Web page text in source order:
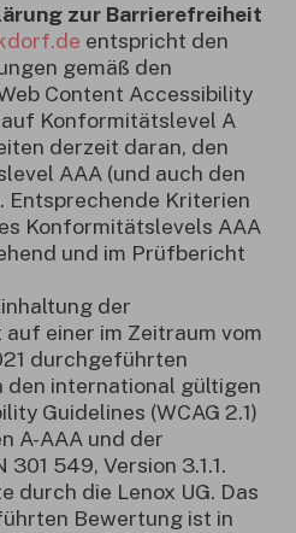
zur Barrierefreiheit
entspricht den
gemäß den
Content Accessibility
auf Konformitätslevel A
derzeit daran, den
AAA (und auch den
Entsprechende Kriterien
Konformitätslevels AAA
und im Prüfbericht
der
einer im Zeitraum vom
durchgeführten
den international gültigen
Guidelines (WCAG 2.1)
A-AAA und der
549, Version 3.1.1.
durch die Lenox UG. Das
Bewertung ist in